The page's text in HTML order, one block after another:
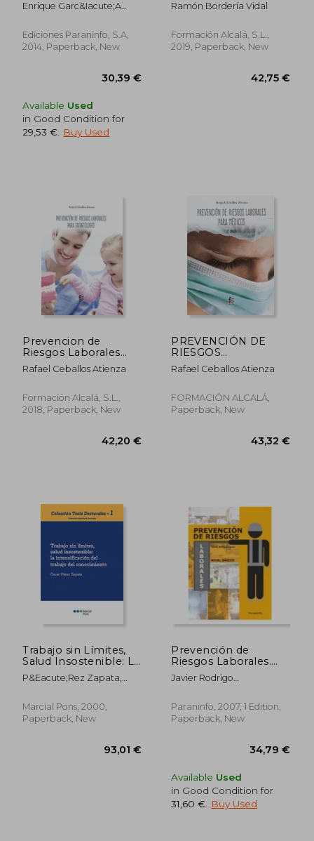
Riesgos Laborales (in
Enrique Garc&Iacute;A
Ediciones Paraninfo, S.A,
2014, Paperback, New
Available Used
in Good Condition for
29,53 €
Buy Used
[Próxima Aparición]
Ramón Bordería Vidal
Formación Alcalá, S.L.,
2019, Paperback, New
Prevencion de
Riesgos Laborales
Para Odontologos (in
Spanish)
Rafael Ceballos Atienza
Formación Alcalá, S.L.,
2018, Paperback, New
PREVENCIÓN DE
RIESGOS
LABORALES PARA
MÉDICOS (in Spanish)
Rafael Ceballos Atienza
FORMACIÓN ALCALÁ,
Paperback, New
Trabajo sin Límites,
Salud Insostenible: La
Intensificación del
Trabajo del
Spanish)
P&Eacute;Rez Zapata,
Marcial Pons, 2000,
Paperback, New
Prevención de
Riesgos Laborales.
Nivel Básico (in
Spanish)
Javier Rodrigo
Paraninfo, 2007, 1 Edition,
Paperback, New
Available Used
in Good Condition for
31,60 €
Buy Used